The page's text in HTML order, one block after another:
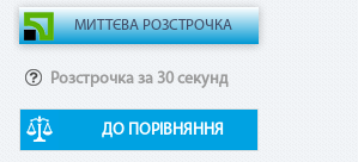
Розстрочка за 30 секунд
ДО ПОРІВНЯННЯ
суммы договора.
Например:
Договор по «Мгновенной рассрочке»